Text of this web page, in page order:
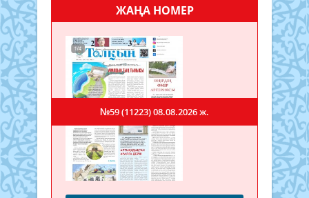
ЖАҢА НОМЕР
№59 (11223)08.08.2026 ж.